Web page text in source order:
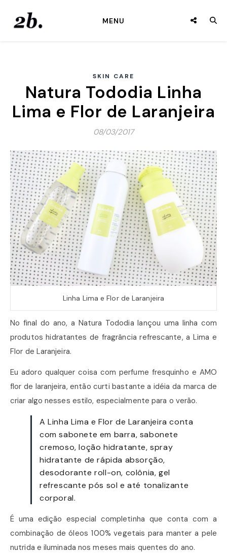
MENU
SKIN CARE
Natura Tododia Linha
Lima e Flor de Laranjeira
08/03/2017
Linha Lima e Flor de Laranjeira
No final do ano, a Natura Tododia lançou uma linha com
produtos hidratantes de fragrância refrescante, a Lima e
Flor de Laranjeira.
Eu adoro qualquer coisa com perfume fresquinho e AMO
flor de laranjeira, então curti bastante a idéia da marca de
criar algo nesses estilo, especialmente para o verão.
A Linha Lima e Flor de Laranjeira conta
com sabonete em barra, sabonete
cremoso, loção hidratante, spray
hidratante de rápida absorção,
desodorante roll-on, colônia, gel
refrescante pós sol e até tonalizante
corporal.
É uma edição especial completinha que conta com a
combinação de óleos 100% vegetais para manter a pele
nutrida e iluminada nos meses mais quentes do ano.